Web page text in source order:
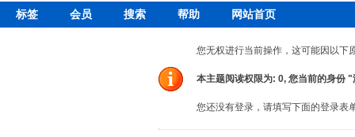
标签 会员 搜索 帮助 网站首页
您无权进行当前操作，这可能因以下
本主题阅读权限为: 0, 您当前的身份
您还没有登录，请填写下面的登录表